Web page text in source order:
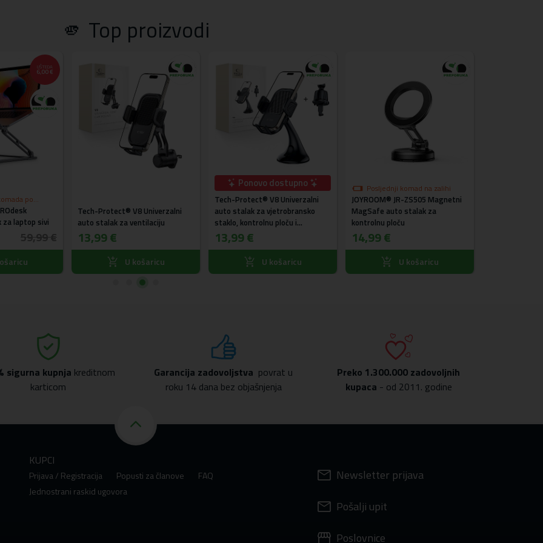
🫵 Top proizvodi
UŠTEDA
6,00 €
po
laptop sivi
Tech-Protect® V8 Univerzalni
auto stalak za ventilaciju
13,99 €
U košaricu
Ponovo dostupno
Tech-Protect® V8 Univerzalni
auto stalak za vjetrobransko
staklo, kontrolnu ploču i
ventilaciju
13,99 €
U košaricu
Posljednji komad na zalihi
JOYROOM® JR-ZS505 Magnetni
MagSafe auto stalak za
kontrolnu ploču
14,99 €
U košaricu
sigurna kupnja kreditnom
karticom
Garancija zadovoljstva povrat u
roku 14 dana bez objašnjenja
Preko 1.300.000 zadovoljnih
kupaca - od 2011. godine
KUPCI
Prijava / Registracija Popusti za članove
FAQ
Jednostrani raskid ugovora
Newsletter prijava
Pošalji upit
Poslovnice